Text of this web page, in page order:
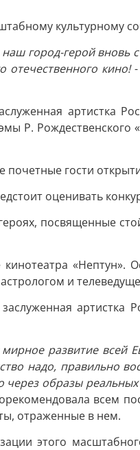
культурному
город-герой вновь
отечественного кино!-
артистка
Р. Рождественского
почетные гости
оценивать
посвященные
«Нептун».
и
артистка
развитие всей
надо, правильно
через образы
всем
отраженные в нем.
этого